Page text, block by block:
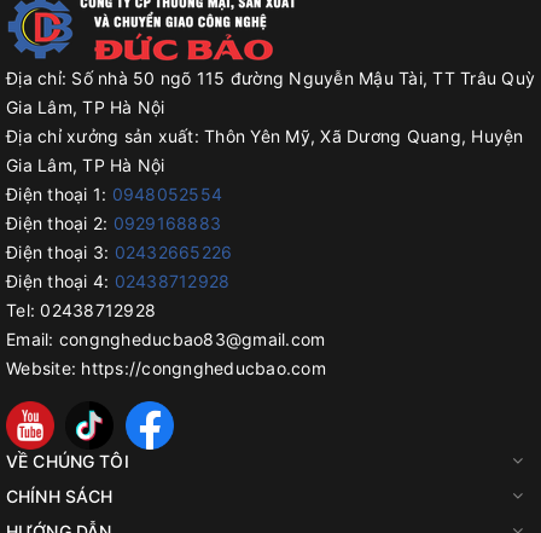
Địa chỉ: Số nhà 50 ngõ 115 đường Nguyễn Mậu Tài, TT Trâu Quỳ
Gia Lâm, TP Hà Nội
Địa chỉ xưởng sản xuất: Thôn Yên Mỹ, Xã Dương Quang, Huyện
Gia Lâm, TP Hà Nội
Điện thoại 1: 0948052554
Điện thoại 2: 0929168883
Điện thoại 3: 02432665226
Điện thoại 4: 02438712928
Tel: 02438712928
Email: congngheducbao83@gmail.com
Website: https://congngheducbao.com
VỀ CHÚNG TÔI
CHÍNH SÁCH